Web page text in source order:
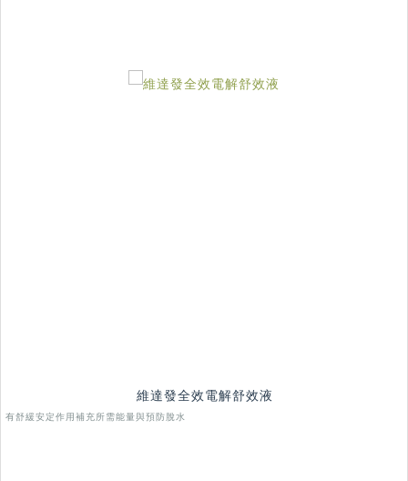
維達發全效電解舒效液
有舒緩安定作用補充所需能量與預防脫水